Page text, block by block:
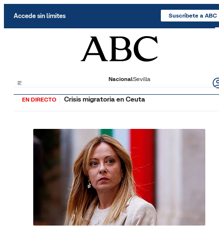
Accede sin límites Suscríbete a ABC
NacionalSevilla
EN DIRECTO Crisis migratoria en Ceuta